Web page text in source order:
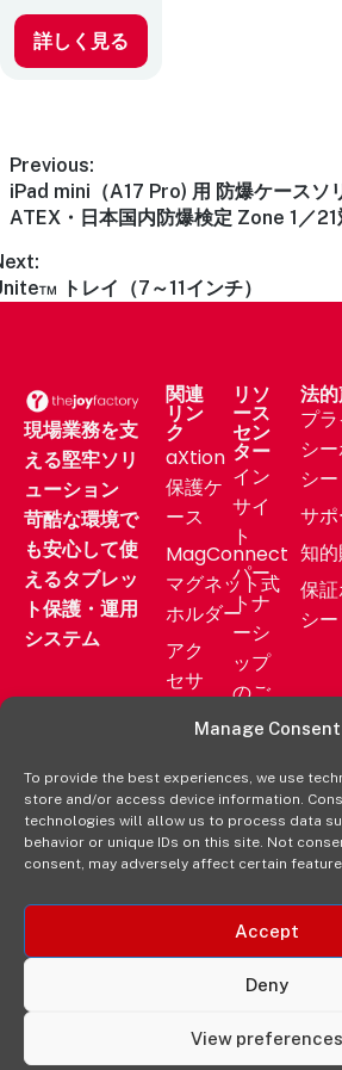
Manage Consent
To provide the best experiences, we use
store and/or access device information.
technologies will allow us to process data
behavior or unique IDs on this site. Not
consent, may adversely affect certain
Accept
Deny
View preferences
詳しく見る
Previous:
iPad mini（A17 Pro) 用 防爆ケースソ
ATEX・日本国内防爆検定 Zone 1／21
トレイ（7～11インチ）
現場業務を支
える堅牢ソリ
ューション
苛酷な環境で
も安心して使
えるタブレッ
ト保護・運用
システム
関連
リン
ク
aXtion
保護ケ
ース
MagConnect
マグネット式
ホルダー
アク
セサ
用製
品
aXtion
の各製
品を購
リソ
ース
セン
ター
イン
サイ
ト
パー
トナ
ーシ
ップ
のご
相談
ート
ニュ
ース
ース
販売
元
法
プ
シ
シー
サポ
知
保証
シー